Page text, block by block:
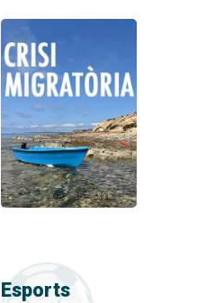
Esports